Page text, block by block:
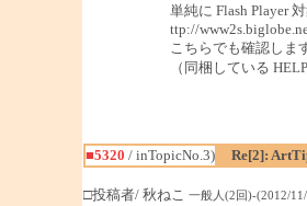
単純に Flash Player
ttp://
こちらでも確認しま
（同梱している
■5320 / inTopicNo.3)
Re[2]:
□投稿者/ 秋ねこ 一般人(2回)-(2012/